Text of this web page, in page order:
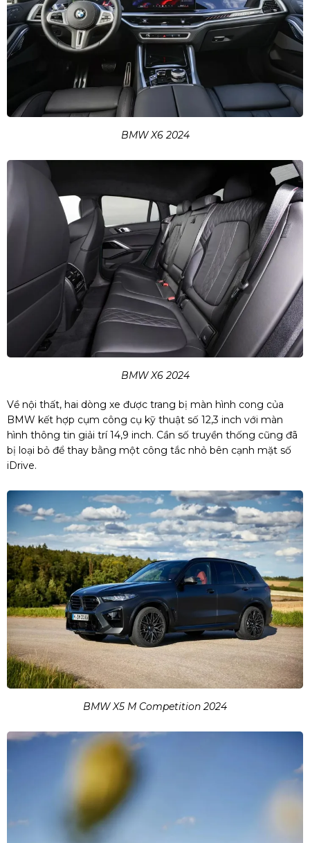
BMW X6 2024
BMW X6 2024
Về nội thất, hai dòng xe được trang bị màn hình cong của
BMW kết hợp cụm công cụ kỹ thuật số 12,3 inch với màn
hình thông tin giải trí 14,9 inch. Cần số truyền thống cũng đã
bị loại bỏ để thay bằng một công tắc nhỏ bên cạnh mặt số
iDrive.
BMW X5 M Competition 2024